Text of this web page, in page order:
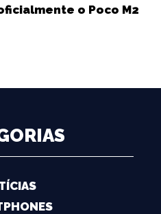
o Poco M2